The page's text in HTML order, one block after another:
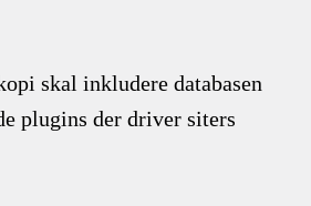
skal inkludere databasen
plugins der driver siters